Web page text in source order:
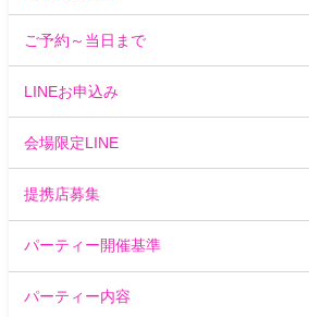
ご予約～当日まで
LINEお申込み
会場限定LINE
提携店募集
パーティー開催基準
パーティー内容